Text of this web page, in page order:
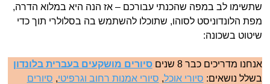
שתשימו לב במפה שהכנתי עבורכם – אז הנה היא במלוא הדרה,
מפת הלונדוניסט לסוהו, שתוכלו להשתמש בה בסלולרי תוך כדי
שיטוט בשכונה:
אנחנו מדריכים כבר 8 שנים
סיורים מושקעים בעברית בלונדון
בשלל נושאים: סיורי אוכל, סיורי אמנות רחוב וגרפיטי, סיורים